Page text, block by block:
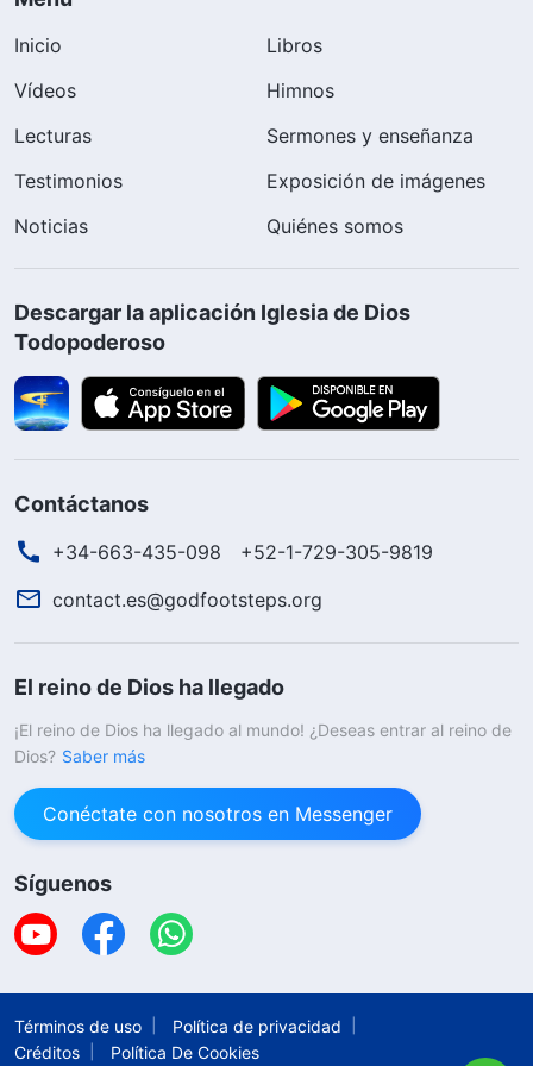
Inicio
Libros
Vídeos
Himnos
Lecturas
Sermones y enseñanza
Testimonios
Exposición de imágenes
Noticias
Quiénes somos
Descargar la aplicación Iglesia de Dios
Todopoderoso
Contáctanos
+34-663-435-098
+52-1-729-305-9819
contact.es@godfootsteps.org
El reino de Dios ha llegado
¡El reino de Dios ha llegado al mundo! ¿Deseas entrar al reino de
Dios? Saber más
Conéctate con nosotros en Messenger
Síguenos
Términos de uso
Política de privacidad
Créditos
Política De Cookies